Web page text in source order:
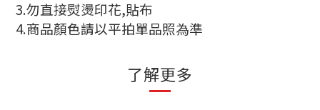
3.勿直接熨燙印花,貼布
4.商品顏色請以平拍單品照為準
了解更多